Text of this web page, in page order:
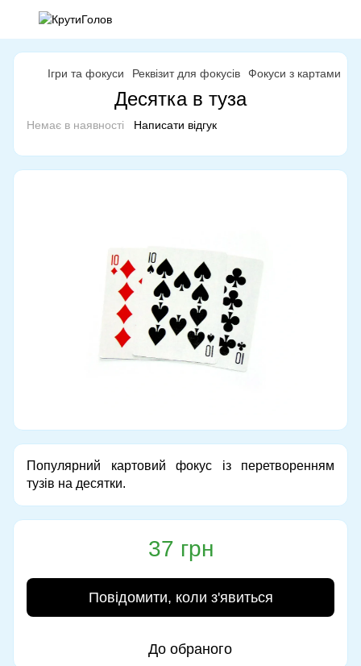
Ігри та фокуси Реквізит для фокусів Фокуси з картами
Десятка в туза
Немає в наявності Написати відгук
Популярний картовий фокус із перетворенням
тузів на десятки.
37 грн
Повідомити, коли з'явиться
До обраного